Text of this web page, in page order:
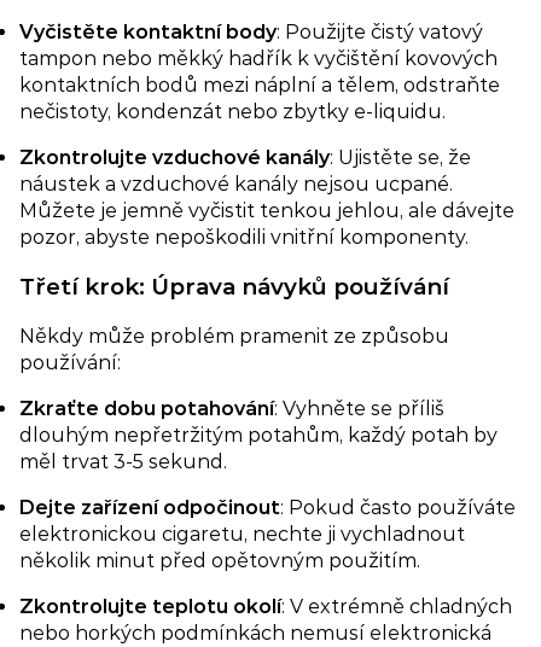
Vyčistěte kontaktní body: Použijte čistý vatový
tampon nebo měkký hadřík k vyčištění kovových
kontaktních bodů mezi náplní a tělem, odstraňte
nečistoty, kondenzát nebo zbytky e-liquidu.
Zkontrolujte vzduchové kanály: Ujistěte se, že
náustek a vzduchové kanály nejsou ucpané.
Můžete je jemně vyčistit tenkou jehlou, ale dávejte
pozor, abyste nepoškodili vnitřní komponenty.
Třetí krok: Úprava návyků používání​
Někdy může problém pramenit ze způsobu
používání:
Zkraťte dobu potahování​: Vyhněte se příliš
dlouhým nepřetržitým potahům, každý potah by
měl trvat 3-5 sekund.
Dejte zařízení odpočinout: Pokud často používáte
elektronickou cigaretu, nechte ji vychladnout
několik minut před opětovným použitím.
Zkontrolujte teplotu okolí​: V extrémně chladných
nebo horkých podmínkách nemusí elektronická